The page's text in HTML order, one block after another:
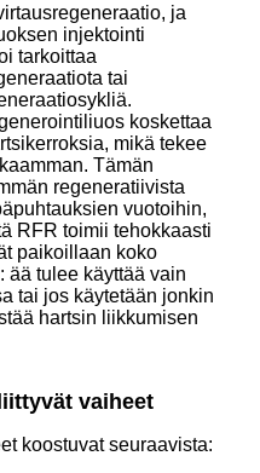
ja
injektointi
tarkoittaa
tai
koskettaa
mikä tekee
Tämän
regeneratiivista
vuotoihin,
RFR toimii tehokkaasti
paikoillaan koko
ää tulee käyttää vain
tai jos käytetään jonkin
hartsin liikkumisen
vaiheet
koostuvat seuraavista: